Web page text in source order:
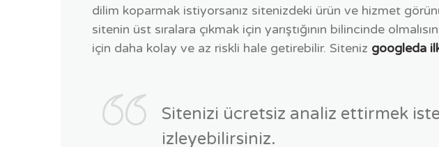
dilim koparmak istiyorsanız sitenizdeki ürün ve hizmet
sitenin üst sıralara çıkmak için yarıştığının bilincinde
için daha kolay ve az riskli hale getirebilir. Siteniz googleda
Sitenizi ücretsiz analiz ettirmek
izleyebilirsiniz.